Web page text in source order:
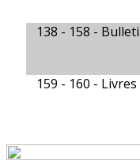
138 - 158 -
159 - 160 -